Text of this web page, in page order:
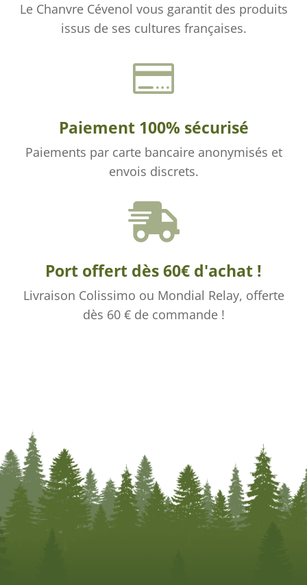
Le Chanvre Cévenol vous garantit des produits
issus de ses cultures françaises.

Paiement 100% sécurisé
Paiements par carte bancaire anonymisés et
envois discrets.

Port offert dès 60€ d'achat !
Livraison Colissimo ou Mondial Relay, offerte
dès 60 € de commande !